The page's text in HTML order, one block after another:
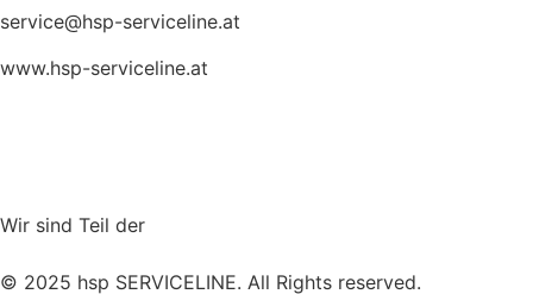
service@hsp-serviceline.at
www.hsp-serviceline.at
Wir sind Teil der
© 2025 hsp SERVICELINE. All Rights reserved.